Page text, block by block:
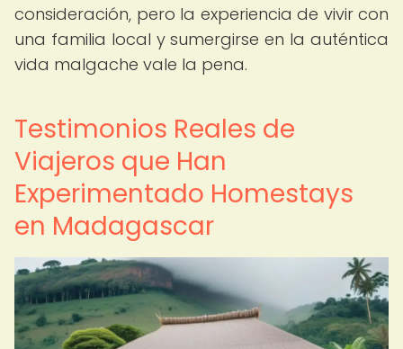
consideración, pero la experiencia de vivir con
una familia local y sumergirse en la auténtica
vida malgache vale la pena.
Testimonios Reales de
Viajeros que Han
Experimentado Homestays
en Madagascar